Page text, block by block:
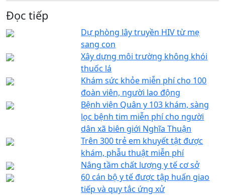
Đọc tiếp
Dự phòng lây truyền HIV từ mẹ
sang con
Xây dựng môi trường không khói
thuốc lá
Khám sức khỏe miễn phí cho 100
đoàn viên, người lao động
Bệnh viện Quân y 103 khám, sàng
lọc bệnh tim miễn phí cho người
dân xã biên giới Nghĩa Thuận
Trên 300 trẻ em khuyết tật được
khám, phẫu thuật miễn phí
Nâng tầm chất lượng y tế cơ sở
60 cán bộ y tế được tập huấn giao
tiếp và quy tắc ứng xử